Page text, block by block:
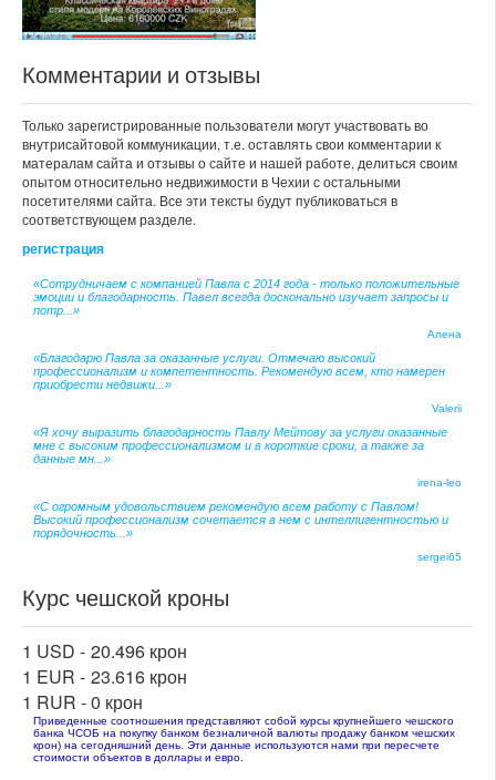
Комментарии и отзывы
Только зарегистрированные пользователи могут участвовать во
внутрисайтовой коммуникации, т.е. оставлять свои комментарии к
матералам сайта и отзывы о сайте и нашей работе, делиться своим
опытом относительно недвижимости в Чехии с остальными
посетителями сайта. Все эти тексты будут публиковаться в
соответствующем разделе.
регистрация
«Сотрудничаем с компанией Павла с 2014 года - только положительные
эмоции и благодарность. Павел всегда досконально изучает запросы и
потр...»
Алена
«Благодарю Павла за оказанные услуги. Отмечаю высокий
профессионализм и компетентность. Рекомендую всем, кто намерен
приобрести недвижи...»
Valerii
«Я хочу выразить благодарность Павлу Мейтову за услуги оказанные
мне с высоким профессионализмом и в короткие сроки, а также за
данные мн...»
irena-leo
«С огромным удовольствием рекомендую всем работу с Павлом!
Высокий профессионализм сочетается в нем с интеллигентностью и
порядочность...»
sergei65
Курс чешской кроны
1 USD - 20.496 крон
1 EUR - 23.616 крон
1 RUR -0 крон
Приведенные соотношения представляют собой курсы крупнейшего чешского
банка ЧСОБ на покупку банком безналичной валюты продажу банком чешских
крон) на сегодняшний день. Эти данные используются нами при пересчете
стоимости объектов в доллары и евро.